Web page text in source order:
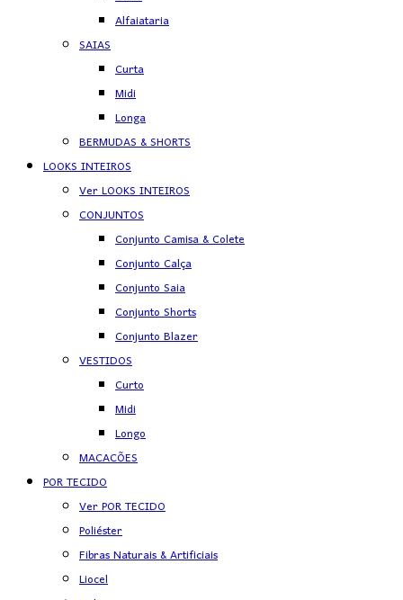
Alfaiataria
SAIAS
Curta
Midi
Longa
BERMUDAS & SHORTS
LOOKS INTEIROS
Ver LOOKS INTEIROS
CONJUNTOS
Conjunto Camisa & Colete
Conjunto Calça
Conjunto Saia
Conjunto Shorts
Conjunto Blazer
VESTIDOS
Curto
Midi
Longo
MACACÕES
POR TECIDO
Ver POR TECIDO
Poliéster
Fibras Naturais & Artificiais
Liocel